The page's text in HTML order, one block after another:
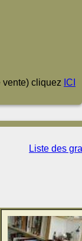
vente) cliquez ICI
Liste des